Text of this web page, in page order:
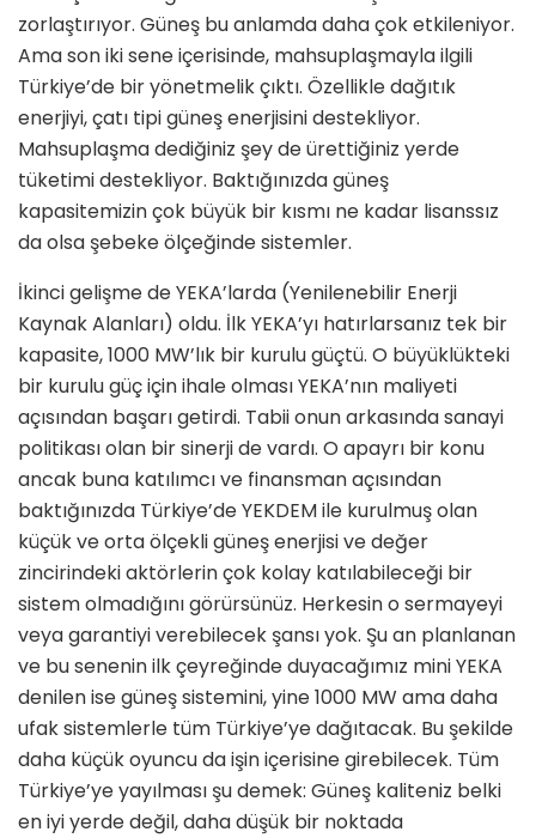
zorlaştırıyor. Güneş bu anlamda daha çok etkileniyor.
Ama son iki sene içerisinde, mahsuplaşmay­la ilgili
Türkiye’de bir yönetmelik çıktı. Özellikle dağıtık
enerjiyi, çatı tipi gü­neş enerjisini destekliyor.
Mahsuplaş­ma dediğiniz şey de ürettiğiniz yerde
tüketimi destekliyor. Baktığınızda gü­neş
kapasitemizin çok büyük bir kısmı ne kadar lisanssız
da olsa şebeke ölçe­ğinde sistemler.
İkinci gelişme de YEKA’larda (Yenile­nebilir Enerji
Kaynak Alanları) oldu. İlk YEKA’yı hatırlarsanız tek bir
kapa­site, 1000 MW’lık bir kurulu güçtü. O büyüklükteki
bir kurulu güç için ihale olması YEKA’nın maliyeti
açısından başarı getirdi. Tabii onun arkasında sa­nayi
politikası olan bir sinerji de vardı. O apayrı bir konu
ancak buna katılım­cı ve finansman açısından
baktığınızda Türkiye’de YEKDEM ile kurulmuş olan
küçük ve orta ölçekli güneş ener­jisi ve değer
zincirindeki aktörlerin çok kolay katılabileceği bir
sistem olmadı­ğını görürsünüz. Herkesin o sermayeyi
veya garantiyi verebilecek şansı yok. Şu an planlanan
ve bu senenin ilk çeyre­ğinde duyacağımız mini YEKA
denilen ise güneş sistemini, yine 1000 MW ama daha
ufak sistemlerle tüm Türkiye’ye dağıtacak. Bu şekilde
daha küçük oyun­cu da işin içerisine girebilecek. Tüm
Türkiye’ye yayılması şu demek: Güneş kaliteniz belki
en iyi yerde değil, daha düşük bir noktada